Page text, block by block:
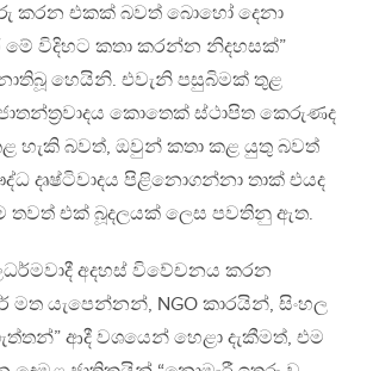
ගරු කරන එකක් බවත් බොහෝ දෙනා
විදිහට කතා කරන්න නිදහසක්”
හෙයිනි. එවැනි පසුබිමක් තුළ
කොතෙක් ස්ථාපිත කෙරුණද
හැකි බවත්, ඔවුන් කතා කළ යුතු බවත්
දෘෂ්ටිවාදය පිළිනොගන්නා තාක් එයද
තවත් එක් බූදලයක් ලෙස පවතිනු ඇත.
අදහස් විවේචනය කරන
මත යැපෙන්නන්, NGO කාරයින්, සිංහල
ආදී වශයෙන් හෙළා දැකීමත්, එම